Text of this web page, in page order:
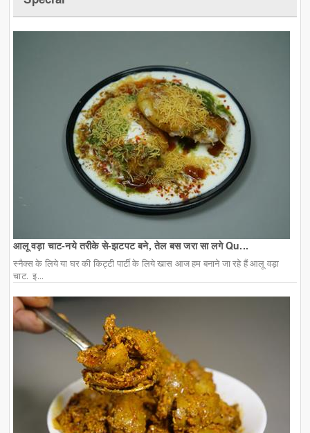
आलू वड़ा चाट-नये तरीके से-झटपट बने, तेल बस जरा सा लगे Qu...
स्नैक्स के लिये या घर की किट्टी पार्टी के लिये खास आज हम बनाने जा रहे हैं आलू वड़ा
चाट. इ...